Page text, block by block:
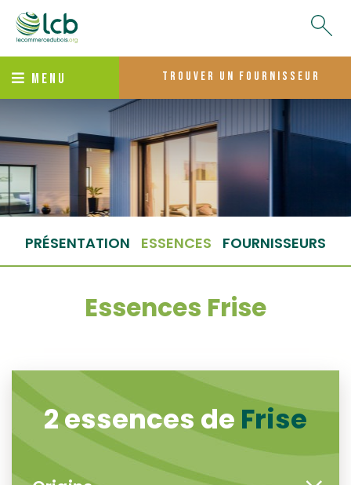
MENU trouver un fournisseur
PRÉSENTATION ESSENCES FOURNISSEURS
Essences Frise
2 essences de Frise